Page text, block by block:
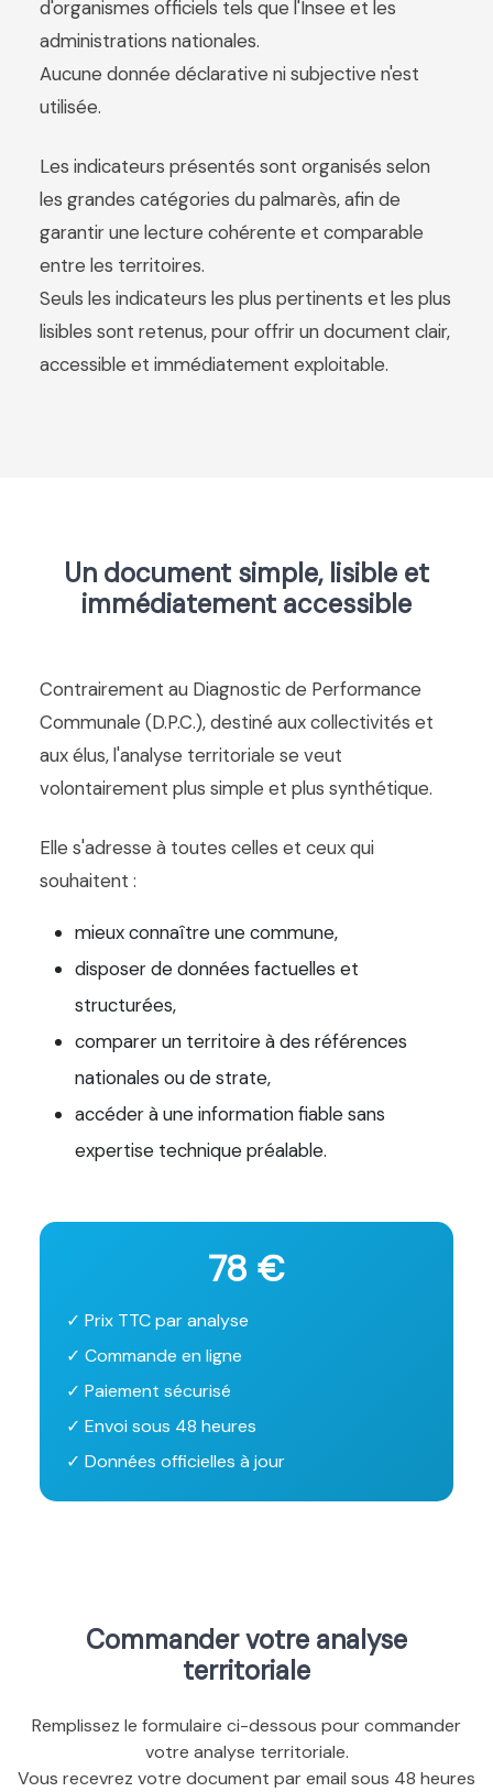
d'organismes officiels tels que l'Insee et les
administrations nationales.
Aucune donnée déclarative ni subjective n'est
utilisée.
Les indicateurs présentés sont organisés selon
les grandes catégories du palmarès, afin de
garantir une lecture cohérente et comparable
entre les territoires.
Seuls les indicateurs les plus pertinents et les plus
lisibles sont retenus, pour offrir un document clair,
accessible et immédiatement exploitable.
Un document simple, lisible et
immédiatement accessible
Contrairement au Diagnostic de Performance
Communale (D.P.C.), destiné aux collectivités et
aux élus, l'analyse territoriale se veut
volontairement plus simple et plus synthétique.
Elle s'adresse à toutes celles et ceux qui
souhaitent :
mieux connaître une commune,
disposer de données factuelles et
structurées,
comparer un territoire à des références
nationales ou de strate,
accéder à une information fiable sans
expertise technique préalable.
78 €
✓ Prix TTC par analyse
✓ Commande en ligne
✓ Paiement sécurisé
✓ Envoi sous 48 heures
✓ Données officielles à jour
Commander votre analyse
territoriale
Remplissez le formulaire ci-dessous pour commander
votre analyse territoriale.
Vous recevrez votre document par email sous 48 heures